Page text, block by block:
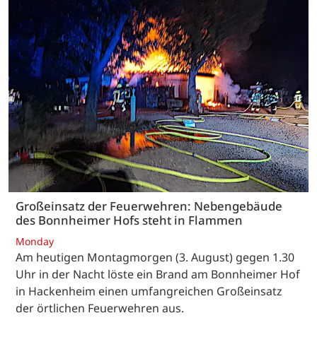
Großeinsatz der Feuerwehren: Nebengebäude
des Bonnheimer Hofs steht in Flammen
Monday
Am heutigen Montagmorgen (3. August) gegen 1.30
Uhr in der Nacht löste ein Brand am Bonnheimer Hof
in Hackenheim einen umfangreichen Großeinsatz
der örtlichen Feuerwehren aus.